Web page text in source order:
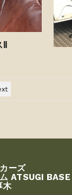
Ⅱ
ーズ
ATSUGI BASE
木